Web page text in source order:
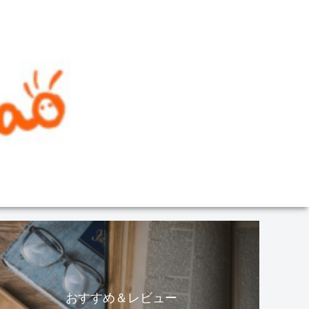
おすすめ＆レビュー